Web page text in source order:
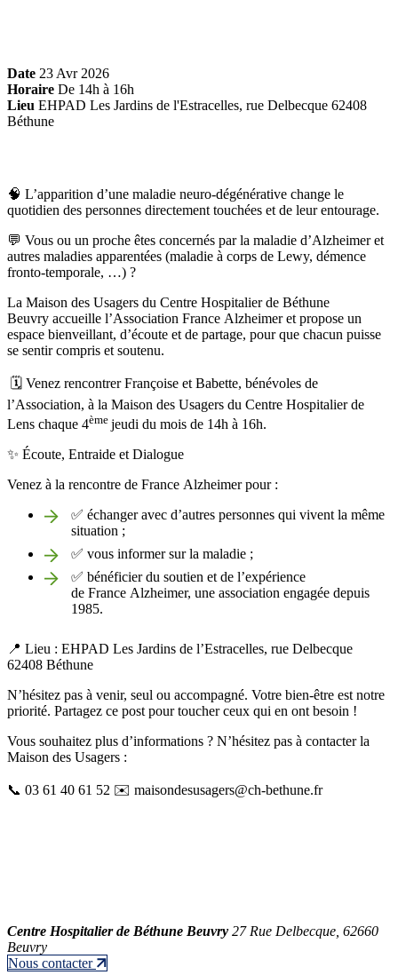
Date 23 Avr 2026
Horaire De 14h à 16h
Lieu EHPAD Les Jardins de l'Estracelles, rue Delbecque 62408
Béthune
🧠 L’apparition d’une maladie neuro-dégénérative change le
quotidien des personnes directement touchées et de leur entourage.
💬 Vous ou un proche êtes concernés par la maladie d’Alzheimer et
autres maladies apparentées (maladie à corps de Lewy, démence
fronto-temporale, …) ?
La Maison des Usagers du Centre Hospitalier de Béthune
Beuvry accueille l’Association France Alzheimer et propose un
espace bienveillant, d’écoute et de partage, pour que chacun puisse
se sentir compris et soutenu.
🗓️ Venez rencontrer Françoise et Babette, bénévoles de
l’Association, à la Maison des Usagers du Centre Hospitalier de
Lens chaque 4ème jeudi du mois de 14h à 16h.
✨ Écoute, Entraide et Dialogue
Venez à la rencontre de France Alzheimer pour :
✅ échanger avec d’autres personnes qui vivent la même
situation ;
✅ vous informer sur la maladie ;
✅ bénéficier du soutien et de l’expérience
de France Alzheimer, une association engagée depuis
1985.
📍 Lieu : EHPAD Les Jardins de l’Estracelles, rue Delbecque
62408 Béthune
N’hésitez pas à venir, seul ou accompagné. Votre bien-être est notre
priorité. Partagez ce post pour toucher ceux qui en ont besoin !
Vous souhaitez plus d’informations ? N’hésitez pas à contacter la
Maison des Usagers :
📞 03 61 40 61 52 ✉️ maisondesusagers@ch-bethune.fr
Centre Hospitalier de Béthune Beuvry 27 Rue Delbecque, 62660
Beuvry
Nous contacter